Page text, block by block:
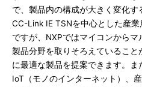
で、製品内の構成が大きく変化す
CC-Link IE TSNを中心とした産
ですが、NXPではマイコンから
製品分野を取りそろえているこ
に最適な製品を提案できます。ま
IoT（モノのインターネット）、